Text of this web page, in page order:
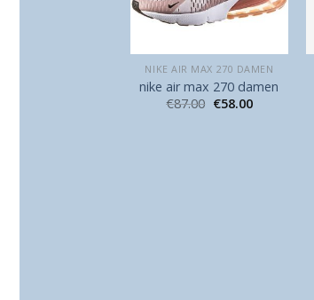
NIKE AIR MAX 270 DAMEN
nike air max 270 damen
€87.00 €58.00